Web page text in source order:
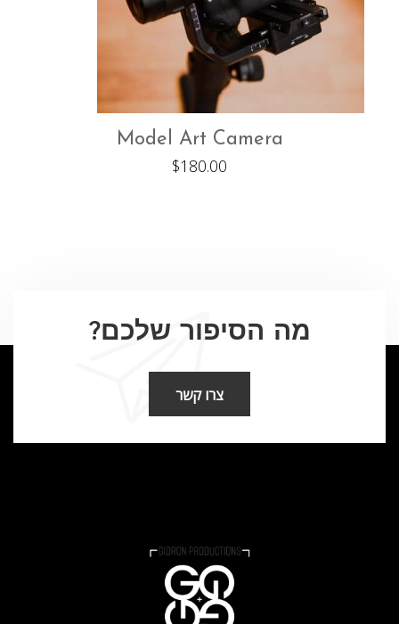
Model Art Camera
$180.00
מה הסיפור שלכם?
צרו קשר